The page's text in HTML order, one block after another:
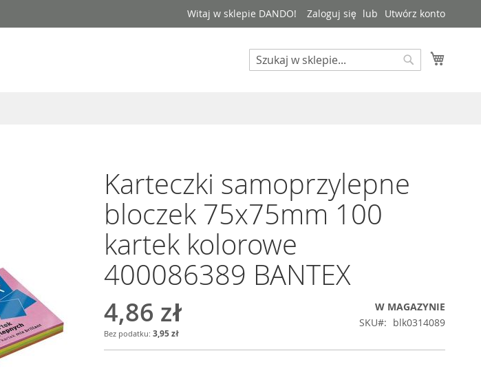
Witaj w sklepie DANDO! Zaloguj się Utwórz konto
Search
Karteczki samoprzylepne
bloczek 75x75mm 100
kartek kolorowe
400086389 BANTEX
4,86 zł
3,95 zł
W MAGAZYNIE
SKU
blk0314089